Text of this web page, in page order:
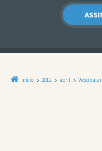
Início 2012 abril Vestibular